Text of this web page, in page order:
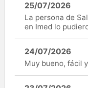
25/07/2026
La persona de
en Imed lo
24/07/2026
Muy bueno, fácil